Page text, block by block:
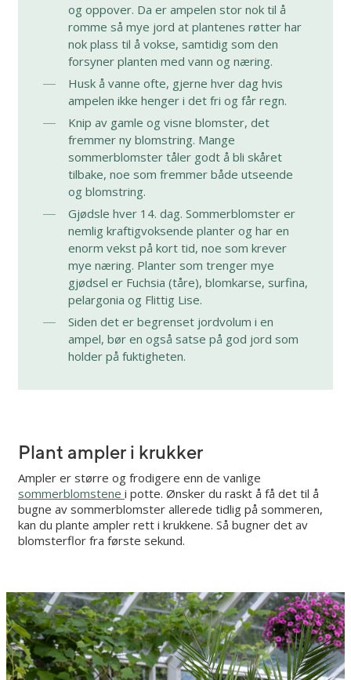
og oppover. Da er ampelen stor nok til å
romme så mye jord at plantenes røtter har
nok plass til å vokse, samtidig som den
forsyner planten med vann og næring.
Husk å vanne ofte, gjerne hver dag hvis
ampelen ikke henger i det fri og får regn.
Knip av gamle og visne blomster, det
fremmer ny blomstring. Mange
sommerblomster tåler godt å bli skåret
tilbake, noe som fremmer både utseende
og blomstring.
Gjødsle hver 14. dag. Sommerblomster er
nemlig kraftigvoksende planter og har en
enorm vekst på kort tid, noe som krever
mye næring. Planter som trenger mye
gjødsel er Fuchsia (tåre), blomkarse, surfina,
pelargonia og Flittig Lise.
Siden det er begrenset jordvolum i en
ampel, bør en også satse på god jord som
holder på fuktigheten.
Plant ampler i krukker
Ampler er større og frodigere enn de vanlige
sommerblomstene i potte. Ønsker du raskt å få det til å
bugne av sommerblomster allerede tidlig på sommeren,
kan du plante ampler rett i krukkene. Så bugner det av
blomsterflor fra første sekund.